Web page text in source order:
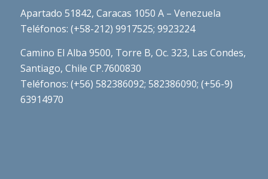
Apartado 51842, Caracas 1050 A – Venezuela
Teléfonos: (+58-212) 9917525; 9923224
Camino El Alba 9500, Torre B, Oc. 323, Las Condes,
Santiago, Chile CP.7600830
Teléfonos: (+56) 582386092; 582386090; (+56-9)
63914970